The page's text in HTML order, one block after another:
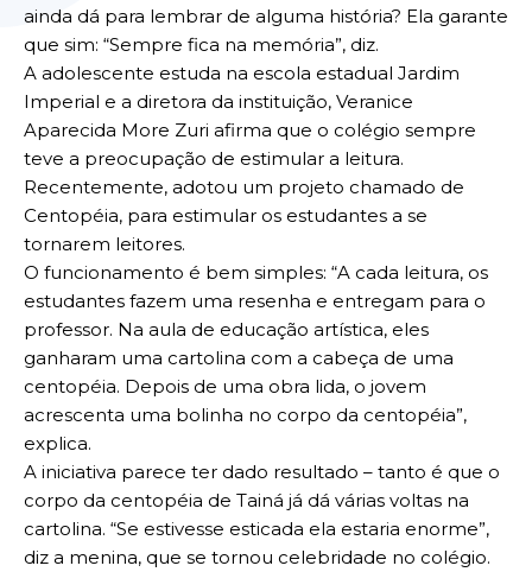
ainda dá para lembrar de alguma história? Ela garante
que sim: “Sempre fica na memória”, diz.
A adolescente estuda na escola estadual Jardim
Imperial e a diretora da instituição, Veranice
Aparecida More Zuri afirma que o colégio sempre
teve a preocupação de estimular a leitura.
Recentemente, adotou um projeto chamado de
Centopéia, para estimular os estudantes a se
tornarem leitores.
O funcionamento é bem simples: “A cada leitura, os
estudantes fazem uma resenha e entregam para o
professor. Na aula de educação artística, eles
ganharam uma cartolina com a cabeça de uma
centopéia. Depois de uma obra lida, o jovem
acrescenta uma bolinha no corpo da centopéia”,
explica.
A iniciativa parece ter dado resultado – tanto é que o
corpo da centopéia de Tainá já dá várias voltas na
cartolina. “Se estivesse esticada ela estaria enorme”,
diz a menina, que se tornou celebridade no colégio.